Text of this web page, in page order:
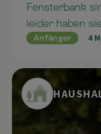
Fensterbank
leider haben
Lebensdauer.
und Co. richtig
auch länger
Anfänger 4